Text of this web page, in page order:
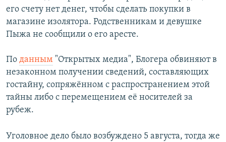
его счету нет денег, чтобы сделать покупки в
магазине изолятора. Родственникам и девушке
Пыжа не сообщили о его аресте.
По данным "Открытых медиа", Блогера обвиняют в
незаконном получении сведений, составляющих
гостайну, сопряжённом с распространением этой
тайны либо с перемещением её носителей за
рубеж.
Уголовное дело было возбуждено 5 августа, тогда же